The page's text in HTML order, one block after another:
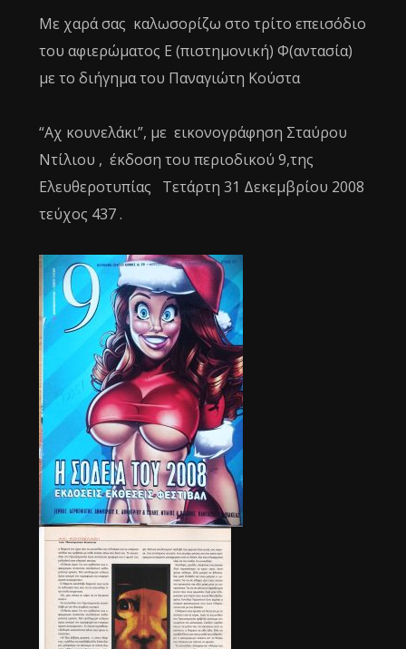
Με χαρά σας καλωσορίζω στο τρίτο επεισόδιο
του αφιερώματος Ε (πιστημονική) Φ(αντασία)
με το διήγημα του Παναγιώτη Κούστα
“Αχ κουνελάκι”, με εικονογράφηση Σταύρου
Ντίλιου , έκδοση του περιοδικού 9,της
Ελευθεροτυπίας Τετάρτη 31 Δεκεμβρίου 2008
τεύχος 437 .